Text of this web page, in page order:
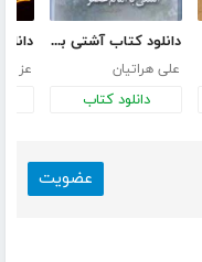
دانلود کتاب آشتی با امام عصر علیه السلام
علی هراتیان
دانلود کتاب
عزیز
عضویت